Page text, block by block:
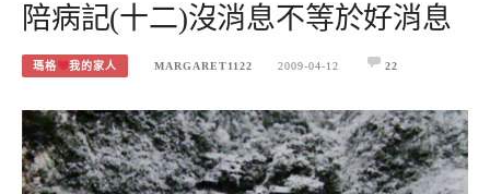
陪病記(十二)沒消息不等於好消息
瑪格 我的家人 MARGARET1122 2009-04-12 22